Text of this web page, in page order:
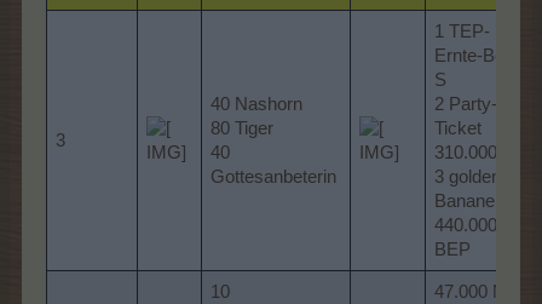
3
40 Nashorn
80 Tiger
40
Gottesanbeterin
1 TEP-
Ernte-Bonus
S
2 Party-
Ticket
310.000 MP
3 goldene
Bananen
440.000
BEP
10
47.000 MP